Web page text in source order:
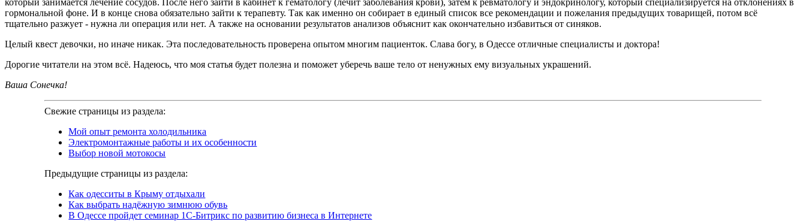
гормональной фоне. И в конце снова обязательно зайти к терапевту. Так как именно он собирает в единый список все рекомендации и пожелания предыдущих товарищей, потом всё
тщательно разжует - нужна ли операция или нет. А также на основании результатов анализов объяснит как окончательно избавиться от синяков.
Целый квест девочки, но иначе никак. Эта последовательность проверена опытом многим пациенток. Слава богу, в Одессе отличные специалисты и доктора!
Дорогие читатели на этом всё. Надеюсь, что моя статья будет полезна и поможет уберечь ваше тело от ненужных ему визуальных украшений.
Ваша Сонечка!
Свежие страницы из раздела:
Мой опыт ремонта холодильника
Электромонтажные работы и их особенности
Выбор новой мотокосы
Предыдущие страницы из раздела:
Как одесситы в Крыму отдыхали
Как выбрать надёжную зимнюю обувь
В Одессе пройдет семинар 1С-Битрикс по развитию бизнеса в Интернете